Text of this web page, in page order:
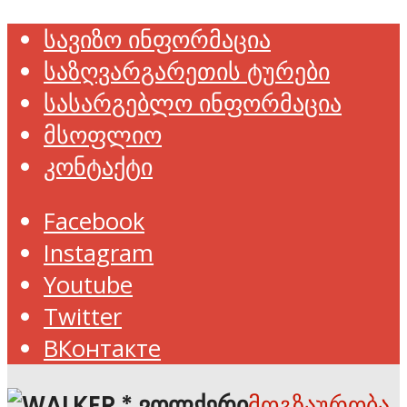
სავიზო ინფორმაცია
საზღვარგარეთის ტურები
სასარგებლო ინფორმაცია
მსოფლიო
კონტაქტი
Facebook
Instagram
Youtube
Twitter
ВКонтакте